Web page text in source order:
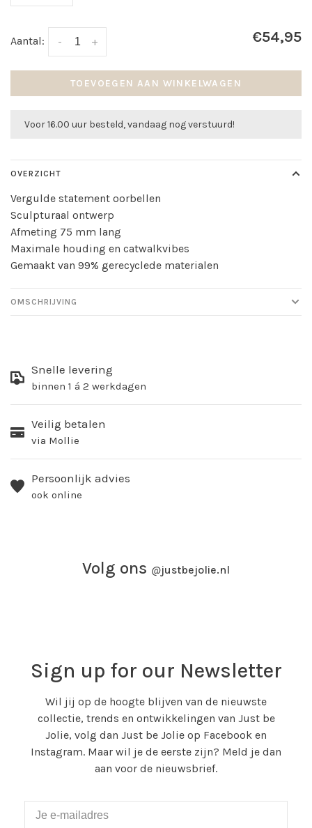
Aantal: +
- €54,95
TOEVOEGEN AAN WINKELWAGEN
Voor 16.00 uur besteld, vandaag nog verstuurd!
OVERZICHT
Vergulde statement oorbellen
Sculpturaal ontwerp
Afmeting 75 mm lang
Maximale houding en catwalkvibes
Gemaakt van 99% gerecyclede materialen
OMSCHRIJVING
Snelle levering
binnen 1 á 2 werkdagen
Veilig betalen
via Mollie
Persoonlijk advies
ook online
Volg ons @justbejolie.nl
Sign up for our Newsletter
Wil jij op de hoogte blijven van de nieuwste
collectie, trends en ontwikkelingen van Just be
Jolie, volg dan Just be Jolie op Facebook en
Instagram. Maar wil je de eerste zijn? Meld je dan
aan voor de nieuwsbrief.